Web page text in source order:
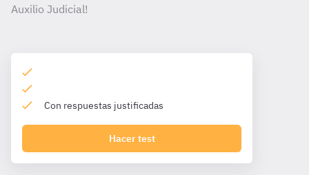
Auxilio Judicial!
Con respuestas justificadas
Hacer test